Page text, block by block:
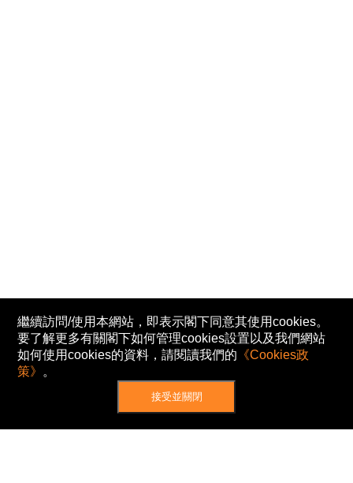
繼續訪問/使用本網站，即表示閣下同意其使用cookies。
要了解更多有關閣下如何管理cookies設置以及我們網站
如何使用cookies的資料，請閱讀我們的 《Cookies政
策》 。
接受並關閉